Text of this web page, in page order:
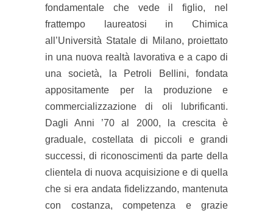
fondamentale che vede il figlio, nel
frattempo laureatosi in Chimica
all’Università Statale di Milano, proiettato
in una nuova realtà lavorativa e a capo di
una società, la Petroli Bellini, fondata
appositamente per la produzione e
commercializzazione di oli lubrificanti.
Dagli Anni ’70 al 2000, la crescita è
graduale, costellata di piccoli e grandi
successi, di riconoscimenti da parte della
clientela di nuova acquisizione e di quella
che si era andata fidelizzando, mantenuta
con costanza, competenza e grazie